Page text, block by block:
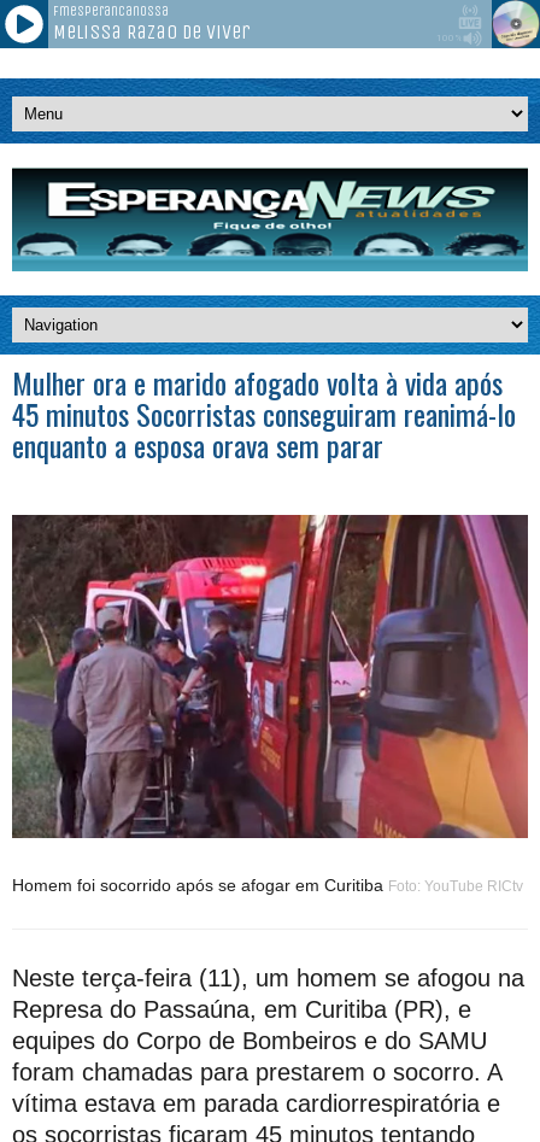
Mulher ora e marido afogado volta à vida após
45 minutos Socorristas conseguiram reanimá-lo
enquanto a esposa orava sem parar
Homem foi socorrido após se afogar em Curitiba Foto: YouTube RICtv
Neste terça-feira (11), um homem se afogou na
Represa do Passaúna, em Curitiba (PR), e
equipes do Corpo de Bombeiros e do SAMU
foram chamadas para prestarem o socorro. A
vítima estava em parada cardiorrespiratória e
os socorristas ficaram 45 minutos tentando